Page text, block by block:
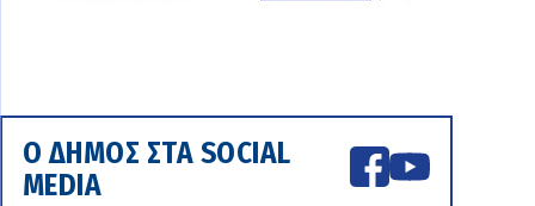
Ο ΔΗΜΟΣ ΣΤΑ SOCIAL
MEDIA